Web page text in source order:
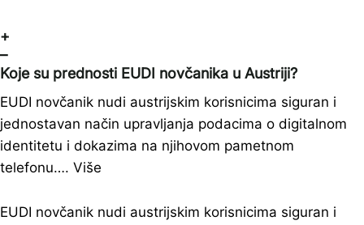
+
–
Koje su prednosti EUDI novčanika u Austriji?
EUDI novčanik nudi austrijskim korisnicima siguran i
jednostavan način upravljanja podacima o digitalnom
identitetu i dokazima na njihovom pametnom
telefonu…. Više
EUDI novčanik nudi austrijskim korisnicima siguran i